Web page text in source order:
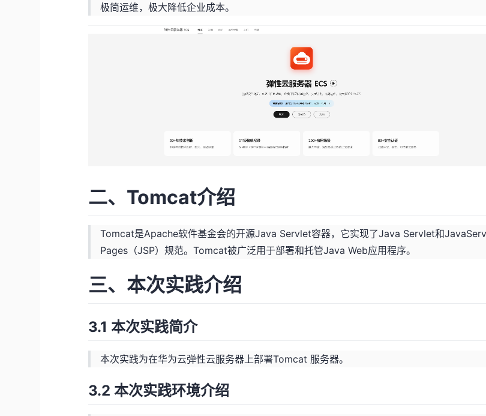
极简运维，极大降低企业成本。
二、Tomcat介绍
Tomcat是Apache软件基金会的开源Java Servlet容器，它实现了Java Servlet和
Pages（JSP）规范。Tomcat被广泛用于部署和托管Java Web应用程序。
三、本次实践介绍
3.1 本次实践简介
本次实践为在华为云弹性云服务器上部署Tomcat 服务器。
3.2 本次实践环境介绍